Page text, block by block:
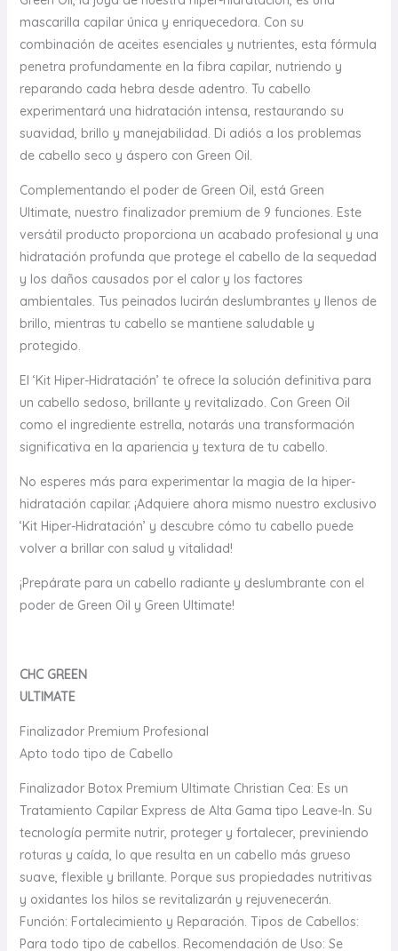
mascarilla capilar única y enriquecedora. Con su
combinación de aceites esenciales y nutrientes, esta fórmula
penetra profundamente en la fibra capilar, nutriendo y
reparando cada hebra desde adentro. Tu cabello
experimentará una hidratación intensa, restaurando su
suavidad, brillo y manejabilidad. Di adiós a los problemas
de cabello seco y áspero con Green Oil.
Complementando el poder de Green Oil, está Green
Ultimate, nuestro finalizador premium de 9 funciones. Este
versátil producto proporciona un acabado profesional y una
hidratación profunda que protege el cabello de la sequedad
y los daños causados por el calor y los factores
ambientales. Tus peinados lucirán deslumbrantes y llenos de
brillo, mientras tu cabello se mantiene saludable y
protegido.
El ‘Kit Hiper-Hidratación’ te ofrece la solución definitiva para
un cabello sedoso, brillante y revitalizado. Con Green Oil
como el ingrediente estrella, notarás una transformación
significativa en la apariencia y textura de tu cabello.
No esperes más para experimentar la magia de la hiper-
hidratación capilar. ¡Adquiere ahora mismo nuestro exclusivo
‘Kit Hiper-Hidratación’ y descubre cómo tu cabello puede
volver a brillar con salud y vitalidad!
¡Prepárate para un cabello radiante y deslumbrante con el
poder de Green Oil y Green Ultimate!
CHC GREEN
ULTIMATE
Finalizador Premium Profesional
Apto todo tipo de Cabello
Finalizador Botox Premium Ultimate Christian Cea: Es un
Tratamiento Capilar Express de Alta Gama tipo Leave-In. Su
tecnología permite nutrir, proteger y fortalecer, previniendo
roturas y caída, lo que resulta en un cabello más grueso
suave, flexible y brillante. Porque sus propiedades nutritivas
y oxidantes los hilos se revitalizarán y rejuvenecerán.
Función: Fortalecimiento y Reparación. Tipos de Cabellos:
Para todo tipo de cabellos. Recomendación de Uso: Se